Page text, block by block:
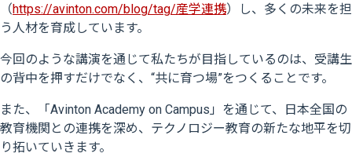
（https://avinton.com/blog/tag/産学連携）し、多くの未来を担
う人材を育成しています。
今回のような講演を通じて私たちが目指しているのは、受講生
の背中を押すだけでなく、“共に育つ場”をつくることです。
また、「Avinton Academy on Campus」を通じて、日本全国の
教育機関との連携を深め、テクノロジー教育の新たな地平を切
り拓いていきます。